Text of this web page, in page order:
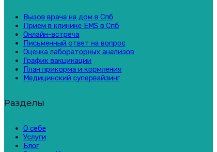
Вызов врача на дом в Спб
Прием в клинике EMS в Спб
Онлайн-встреча
Письменный ответ на вопрос
Оценка лабораторных анализов
График вакцинации
План прикорма и кормления
Медицинский супервайзинг
Разделы
О себе
Услуги
Блог